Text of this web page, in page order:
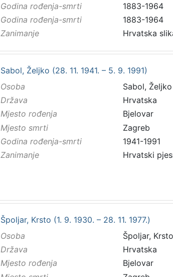
Godina rođenja-smrti
1883-1964
Godina rođenja-smrti
1883-1964
Zanimanje
Hrvatska
Sabol, Željko (28. 11. 1941. – 5. 9. 1991)
Osoba
Sabol, Željko
Država
Hrvatska
Mjesto rođenja
Bjelovar
Mjesto smrti
Zagreb
Godina rođenja-smrti
1941-1991
Zanimanje
Hrvatski
Špoljar, Krsto (1. 9. 1930. – 28. 11. 1977.)
Osoba
Špoljar,
Država
Hrvatska
Mjesto rođenja
Bjelovar